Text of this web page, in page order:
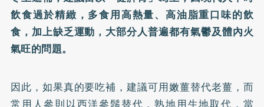
飲食過於精緻，多食用高熱量、高油脂重口味的飲
食，加上缺乏運動，大部分人普遍都有氣鬱及體內火
氣旺的問題。
因此，如果真的要吃補，建議可用嫩薑替代老薑，而